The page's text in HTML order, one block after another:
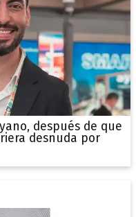
después de que
desnuda por